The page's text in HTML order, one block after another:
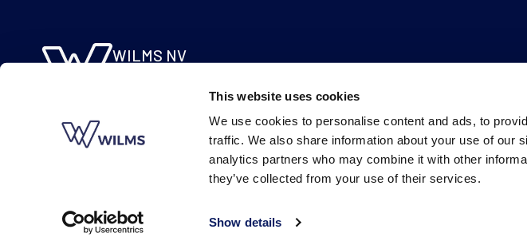
This website uses cookies
We use cookies to personalise content and ads, to
traffic. We also share information about your use of our
analytics partners who may combine it with other
they’ve collected from your use of their services.
Show details
WILMS NV